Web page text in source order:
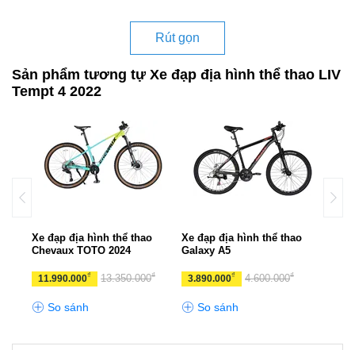
Rút gọn
Sản phẩm tương tự Xe đạp địa hình thể thao LIV
Tempt 4 2022
Xe đạp địa hình thể thao
Chevaux TOTO 2024
11.990.000₫ 13.350.000₫
So sánh
Xe đạp địa hình thể thao
Galaxy A5
3.890.000₫ 4.600.000₫
So sánh